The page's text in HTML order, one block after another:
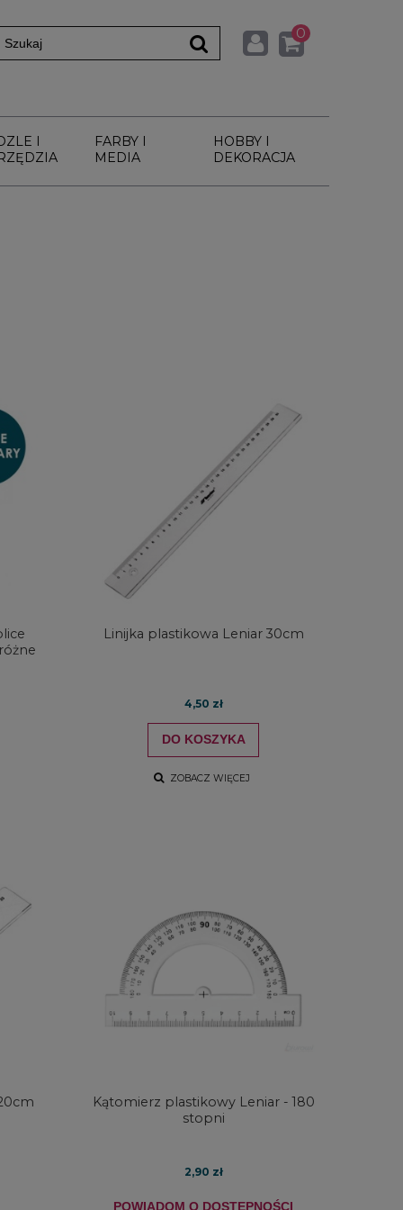
0
I
FARBY I
MEDIA
HOBBY I
DEKORACJA
Metalowa kaseta Derwent na
ołówki lub kredki na 12 szt.
20,10 zł
Linijka plastikowa Leniar 30cm
4,50 zł
DO KOSZYKA
ZOBACZ WIĘCEJ
Kątomierz plastikowy Leniar - 180
stopni
2,90 zł
POWIADOM O DOSTĘPNOŚCI